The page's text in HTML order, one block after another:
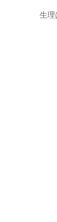
生理